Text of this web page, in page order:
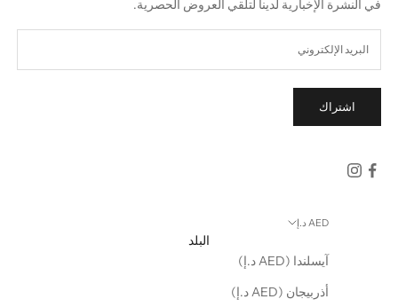
في النشرة الإخبارية لدينا لتلقي العروض الحصرية.
اشتراك
AED د.إ
البلد
آيسلندا (AED د.إ)
أذربيجان (AED د.إ)